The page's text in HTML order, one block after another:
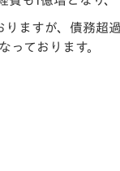
ますが、債務
っております。